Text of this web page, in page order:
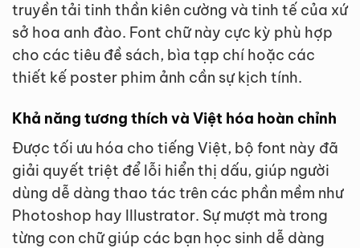
truyền tải tinh thần kiên cường và tinh tế của xứ
sở hoa anh đào. Font chữ này cực kỳ phù hợp
cho các tiêu đề sách, bìa tạp chí hoặc các
thiết kế poster phim ảnh cần sự kịch tính.
Khả năng tương thích và Việt hóa hoàn chỉnh
Được tối ưu hóa cho tiếng Việt, bộ font này đã
giải quyết triệt để lỗi hiển thị dấu, giúp người
dùng dễ dàng thao tác trên các phần mềm như
Photoshop hay Illustrator. Sự mượt mà trong
từng con chữ giúp các bạn học sinh dễ dàng